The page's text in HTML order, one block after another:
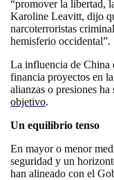
“promover la libertad,
Karoline Leavitt, dijo
narcoterroristas
hemisferio occidental”.
La influencia de China
financia proyectos en
alianzas o presiones
objetivo.
Un equilibrio tenso
En mayor o menor
seguridad y un
han alineado con el